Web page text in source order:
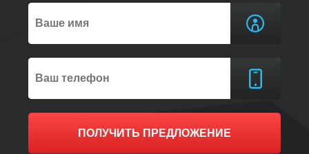
ПОЛУЧИТЬ ПРЕДЛОЖЕНИЕ